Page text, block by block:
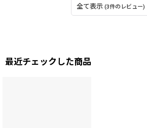
全て表示 (3件のレビュー)
最近チェックした商品